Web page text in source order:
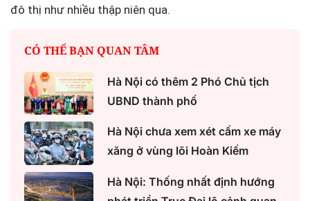
đô thị như nhiều thập niên qua.
CÓ THỂ BẠN QUAN TÂM
Hà Nội có thêm 2 Phó Chủ tịch
UBND thành phố
Hà Nội chưa xem xét cấm xe máy
xăng ở vùng lõi Hoàn Kiếm
Hà Nội: Thống nhất định hướng